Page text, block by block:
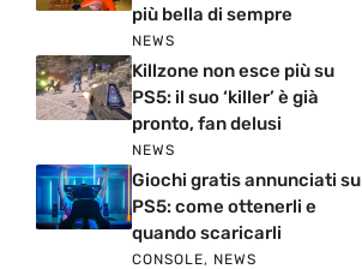
più bella di sempre
NEWS
Killzone non esce più su
PS5: il suo ‘killer’ è già
pronto, fan delusi
NEWS
Giochi gratis annunciati su
PS5: come ottenerli e
quando scaricarli
CONSOLE, NEWS